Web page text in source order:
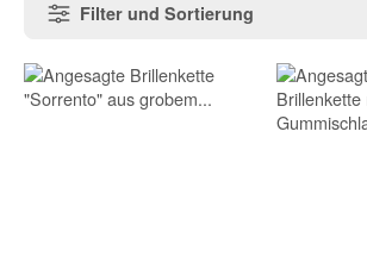
Filter und Sortierung